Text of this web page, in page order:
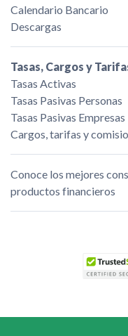
Calendario Bancario
Descargas
Tasas, Cargos y
Tasas Activas
Tasas Pasivas Personas
Tasas Pasivas Empresas
Cargos, tarifas y
Conoce los mejores
productos financieros